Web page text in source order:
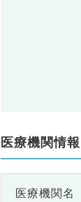
医療機関情報
医療機関名